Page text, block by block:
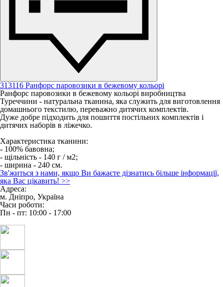
313116 Ранфорс паровозики в бежевому кольорі
Ранфорс паровозики в бежевому кольорі виробництва
Туреччини - натуральна тканина, яка служить для виготовлення
домашнього текстилю, переважно дитячих комплектів.
Дуже добре підходить для пошиття постільних комплектів і
дитячих наборів в ліжечко.
Характеристика тканини:
- 100% бавовна;
- щільність - 140 г / м2;
- ширина - 240 см.
Зв'житься з нами, якщо Ви бажаєте дізнатись більше інформації,
яка Вас цікавить! >>
Адреса:
м. Дніпро, Україна
Часи роботи:
Пн - пт: 10:00 - 17:00